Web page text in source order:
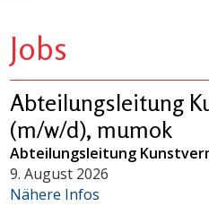
Jobs
Abteilungsleitung
(m/w/d), mumok
Abteilungsleitung
9. August 2026
Nähere Infos